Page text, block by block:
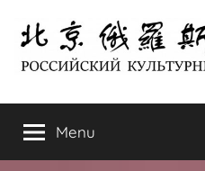
content
北
京
ЦЕНТР
В
Menu